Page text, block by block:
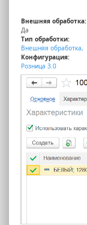
Внешняя обработка:
Да
Тип обработки:
Внешняя обработка,
Конфигурация:
Розница 3.0